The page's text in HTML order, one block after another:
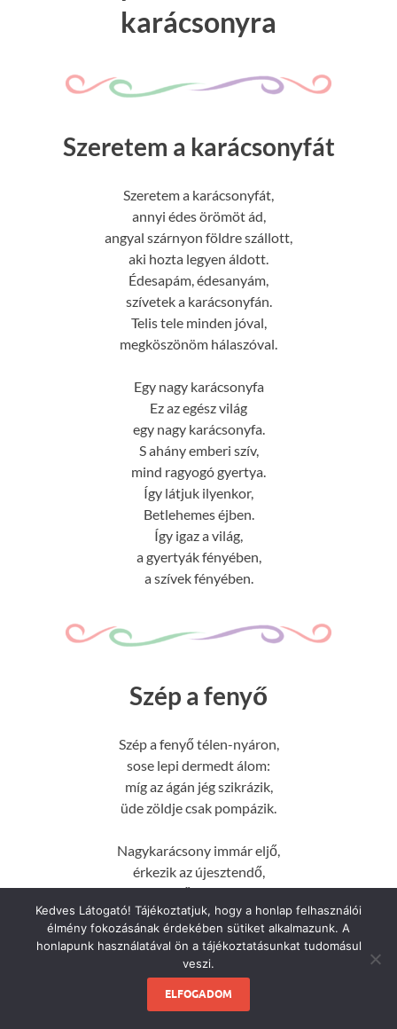
karácsonyra
Szeretem a karácsonyfát
Szeretem a karácsonyfát,
annyi édes örömöt ád,
angyal szárnyon földre szállott,
aki hozta legyen áldott.
Édesapám, édesanyám,
szívetek a karácsonyfán.
Telis tele minden jóval,
megköszönöm hálaszóval.
Egy nagy karácsonyfa
Ez az egész világ
egy nagy karácsonyfa.
S ahány emberi szív,
mind ragyogó gyertya.
Így látjuk ilyenkor,
Betlehemes éjben.
Így igaz a világ,
a gyertyák fényében,
a szívek fényében.
Szép a fenyő
Szép a fenyő télen-nyáron,
sose lepi dermedt álom:
míg az ágán jég szikrázik,
üde zöldje csak pompázik.
Nagykarácsony immár eljő,
érkezik az újesztendő,
Míg a mező dermed, fázik,
a zöld fenyves csak pompázik.
Kedves Látogató! Tájékoztatjuk, hogy a honlap felhasználói
élmény fokozásának érdekében sütiket alkalmazunk. A
honlapunk használatával ön a tájékoztatásunkat tudomásul
veszi.
ELFOGADOM